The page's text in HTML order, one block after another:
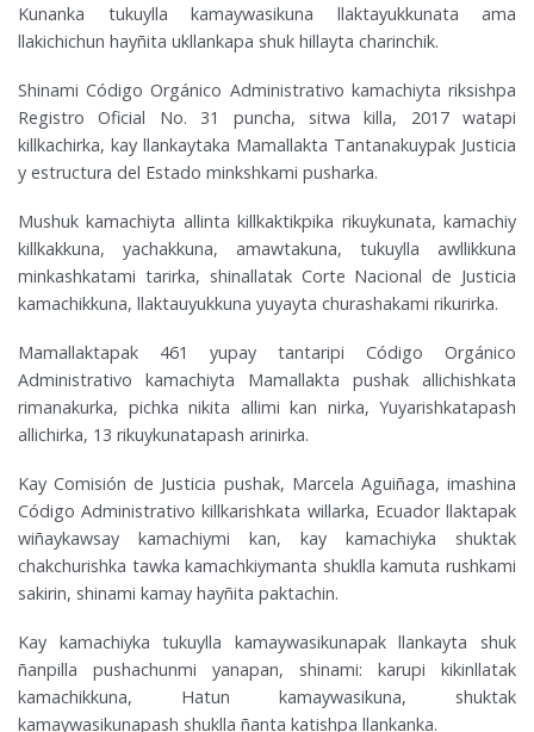
Kunanka tukuylla kamaywasikuna llaktayukkunata ama
llakichichun hayñita ukllankapa shuk hillayta charinchik.
Shinami Código Orgánico Administrativo kamachiyta riksishpa
Registro Oficial No. 31 puncha, sitwa killa, 2017 watapi
killkachirka, kay llankaytaka Mamallakta Tantanakuypak Justicia
y estructura del Estado minkshkami pusharka.
Mushuk kamachiyta allinta killkaktikpika rikuykunata, kamachiy
killkakkuna, yachakkuna, amawtakuna, tukuylla awllikkuna
minkashkatami tarirka, shinallatak Corte Nacional de Justicia
kamachikkuna, llaktauyukkuna yuyayta churashakami rikurirka.
Mamallaktapak 461 yupay tantaripi Código Orgánico
Administrativo kamachiyta Mamallakta pushak allichishkata
rimanakurka, pichka nikita allimi kan nirka, Yuyarishkatapash
allichirka, 13 rikuykunatapash arinirka.
Kay Comisión de Justicia pushak, Marcela Aguiñaga, imashina
Código Administrativo killkarishkata willarka, Ecuador llaktapak
wiñaykawsay kamachiymi kan, kay kamachiyka shuktak
chakchurishka tawka kamachkiymanta shuklla kamuta rushkami
sakirin, shinami kamay hayñita paktachin.
Kay kamachiyka tukuylla kamaywasikunapak llankayta shuk
ñanpilla pushachunmi yanapan, shinami: karupi kikinllatak
kamachikkuna, Hatun kamaywasikuna, shuktak
kamaywasikunapash shuklla ñanta katishpa llankanka.